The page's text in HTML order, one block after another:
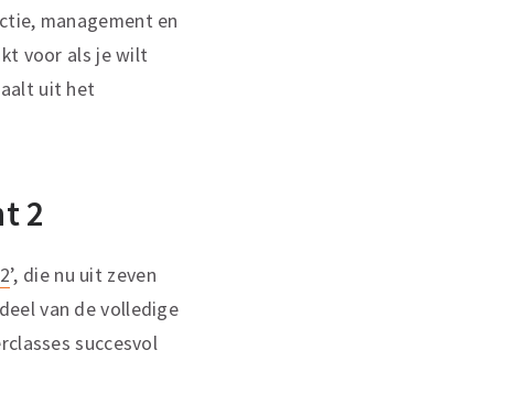
management en
voor als je wilt
uit het
2
’, die nu uit zeven
van de volledige
succesvol